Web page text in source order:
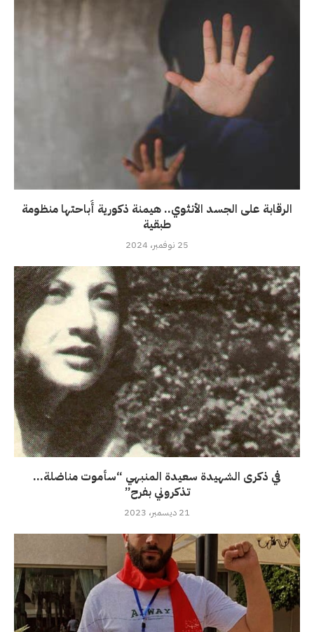
الرقابة على الجسد الأنثوي.. هيمنة ذكورية أَباحتها منظومة
طبقية
25 نوفمبر، 2024
في ذكرى الشهيدة سعيدة المنبهي “سأموت مناضلة…
تذكروني بفرح”
21 ديسمبر، 2023